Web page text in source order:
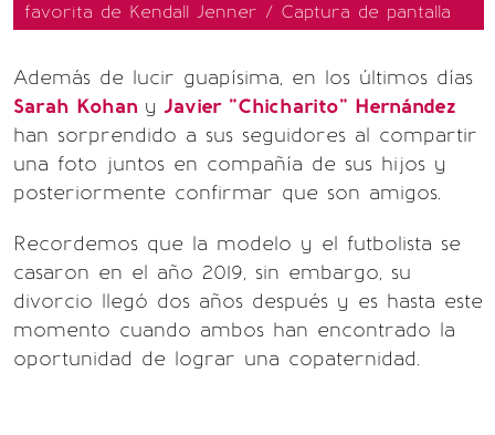
favorita de Kendall Jenner / Captura de pantalla
Además de lucir guapísima, en los últimos días
Sarah Kohan y Javier "Chicharito" Hernández
han sorprendido a sus seguidores al compartir
una foto juntos en compañía de sus hijos y
posteriormente confirmar que son amigos.
Recordemos que la modelo y el futbolista se
casaron en el año 2019, sin embargo, su
divorcio llegó dos años después y es hasta este
momento cuando ambos han encontrado la
oportunidad de lograr una copaternidad.